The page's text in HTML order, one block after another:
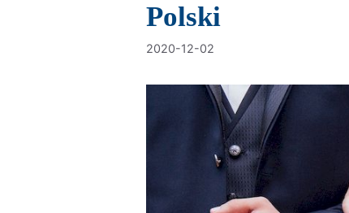
Polski
2020-12-02